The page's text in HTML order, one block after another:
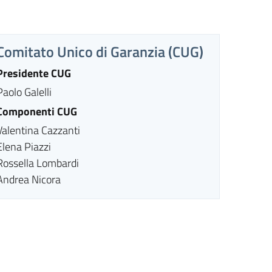
Unico di Garanzia (CUG)
CUG
Galelli
CUG
Cazzanti
Piazzi
Lombardi
Nicora